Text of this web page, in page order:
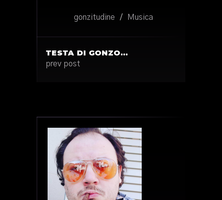
gonzitudine / Musica
TESTA DI GONZO…
prev post